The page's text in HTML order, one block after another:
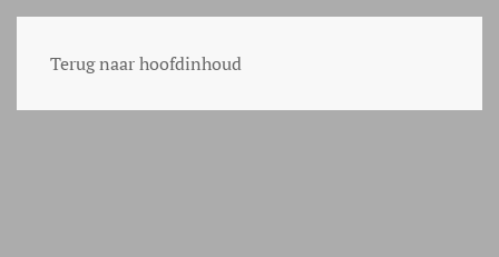
Terug naar hoofdinhoud